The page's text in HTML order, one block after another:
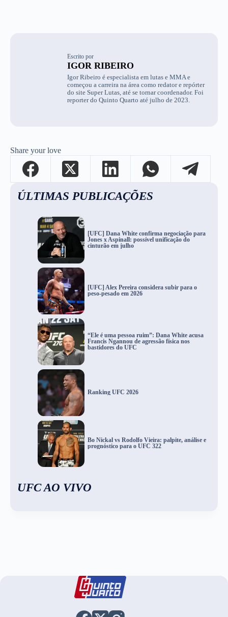
Escrito por
IGOR RIBEIRO
Igor Ribeiro é especialista em lutas e MMA e
começou a carreira na área como redator e repórter
do site Super Lutas, até se tornar coordenador. Foi
reporter do Quinto Quarto até julho de 2023.
Share your love
ÚLTIMAS PUBLICAÇÕES
[UFC] Dana White confirma negociação para
Jones x Aspinall: possível unificação do
cinturão em julho
[UFC] Alex Pereira considera subir para o
peso-pesado em 2026
“Ele é uma pessoa ruim”: Dana White acusa
Francis Ngannou de agressão física nos
bastidores do UFC
Ranking UFC 2026
Bo Nickal vs Rodolfo Vieira: palpite, análise e
prognóstico para o UFC 322
UFC AO VIVO